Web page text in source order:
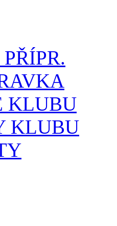
KLUBU
KLUBU